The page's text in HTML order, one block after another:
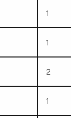
1
1
2
1